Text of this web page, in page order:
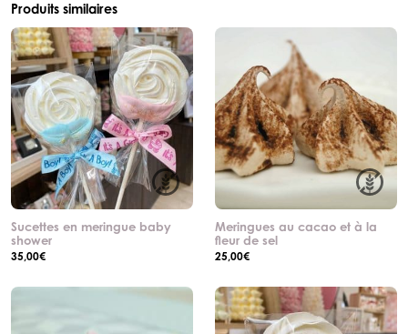
Produits similaires
Sucettes en meringue baby
shower
35,00€
Meringues au cacao et à la
fleur de sel
25,00€